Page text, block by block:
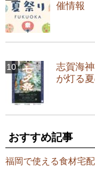
催情報
志賀海
が灯る
おすすめ記事
福岡で使える食材宅配